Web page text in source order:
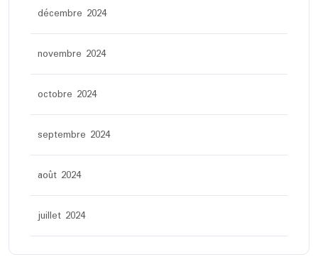
décembre 2024
novembre 2024
octobre 2024
septembre 2024
août 2024
juillet 2024